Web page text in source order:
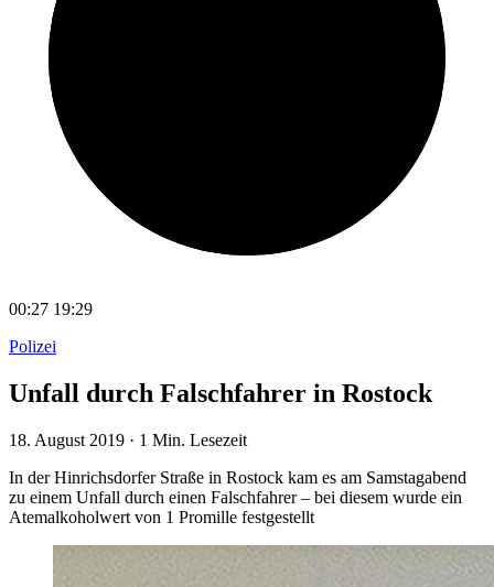
00:27 19:29
Polizei
Unfall durch Falschfahrer in Rostock
18. August 2019 · 1 Min. Lesezeit
In der Hinrichsdorfer Straße in Rostock kam es am Samstagabend
zu einem Unfall durch einen Falschfahrer – bei diesem wurde ein
Atemalkoholwert von 1 Promille festgestellt